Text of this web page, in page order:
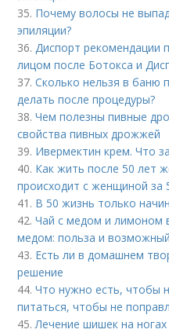
35. Почему волосы не
эпиляции?
36.Диспорт рекомендации
лицом после Ботокса и
37.Сколько нельзя в баню
делать после процедуры?
38.Чем полезны пивные
свойства пивных дрожжей
39. Ивермектин крем. Что
40. Как жить после 50 лет
происходит с женщиной за
41. В 50 жизнь только
42.Чай с медом и лимоном
медом: польза и
43. Есть ли в домашнем
решение
44.Что нужно есть, чтобы
питаться, чтобы не
45.Лечение шишек на